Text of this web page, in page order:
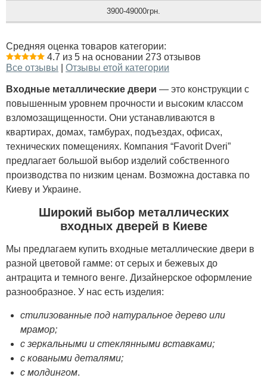
3900-49000грн.
Средняя оценка товаров категории:
4.7 из 5 на основании 273 отзывов
Все отзывы
Отзывы етой категории
Входные металлические двери — это конструкции с
повышенным уровнем прочности и высоким классом
взломозащищенности. Они устанавливаются в
квартирах, домах, тамбурах, подъездах, офисах,
технических помещениях. Компания “Favorit Dveri”
предлагает большой выбор изделий собственного
производства по низким ценам. Возможна доставка по
Киеву и Украине.
Широкий выбор металлических
входных дверей в Киеве
Мы предлагаем купить входные металлические двери в
разной цветовой гамме: от серых и бежевых до
антрацита и темного венге. Дизайнерское оформление
разнообразное. У нас есть изделия:
стилизованные под натуральное дерево или
мрамор;
с зеркальными и стеклянными вставками;
с коваными деталями;
с молдингом.